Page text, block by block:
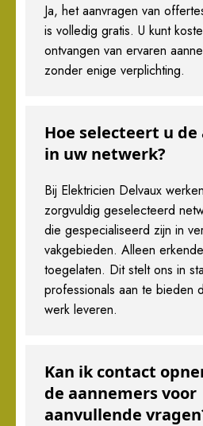
Ja, het aanvragen van
is volledig gratis. U kunt
ontvangen van ervaren
zonder enige verplichting.
Hoe selecteert u
in uw netwerk?
Bij Elektricien Delvaux
zorgvuldig geselecteerd
die gespecialiseerd zijn in
vakgebieden. Alleen
toegelaten. Dit stelt ons in
professionals aan te bieden
werk leveren.
Kan ik contact
de aannemers voor
aanvullende